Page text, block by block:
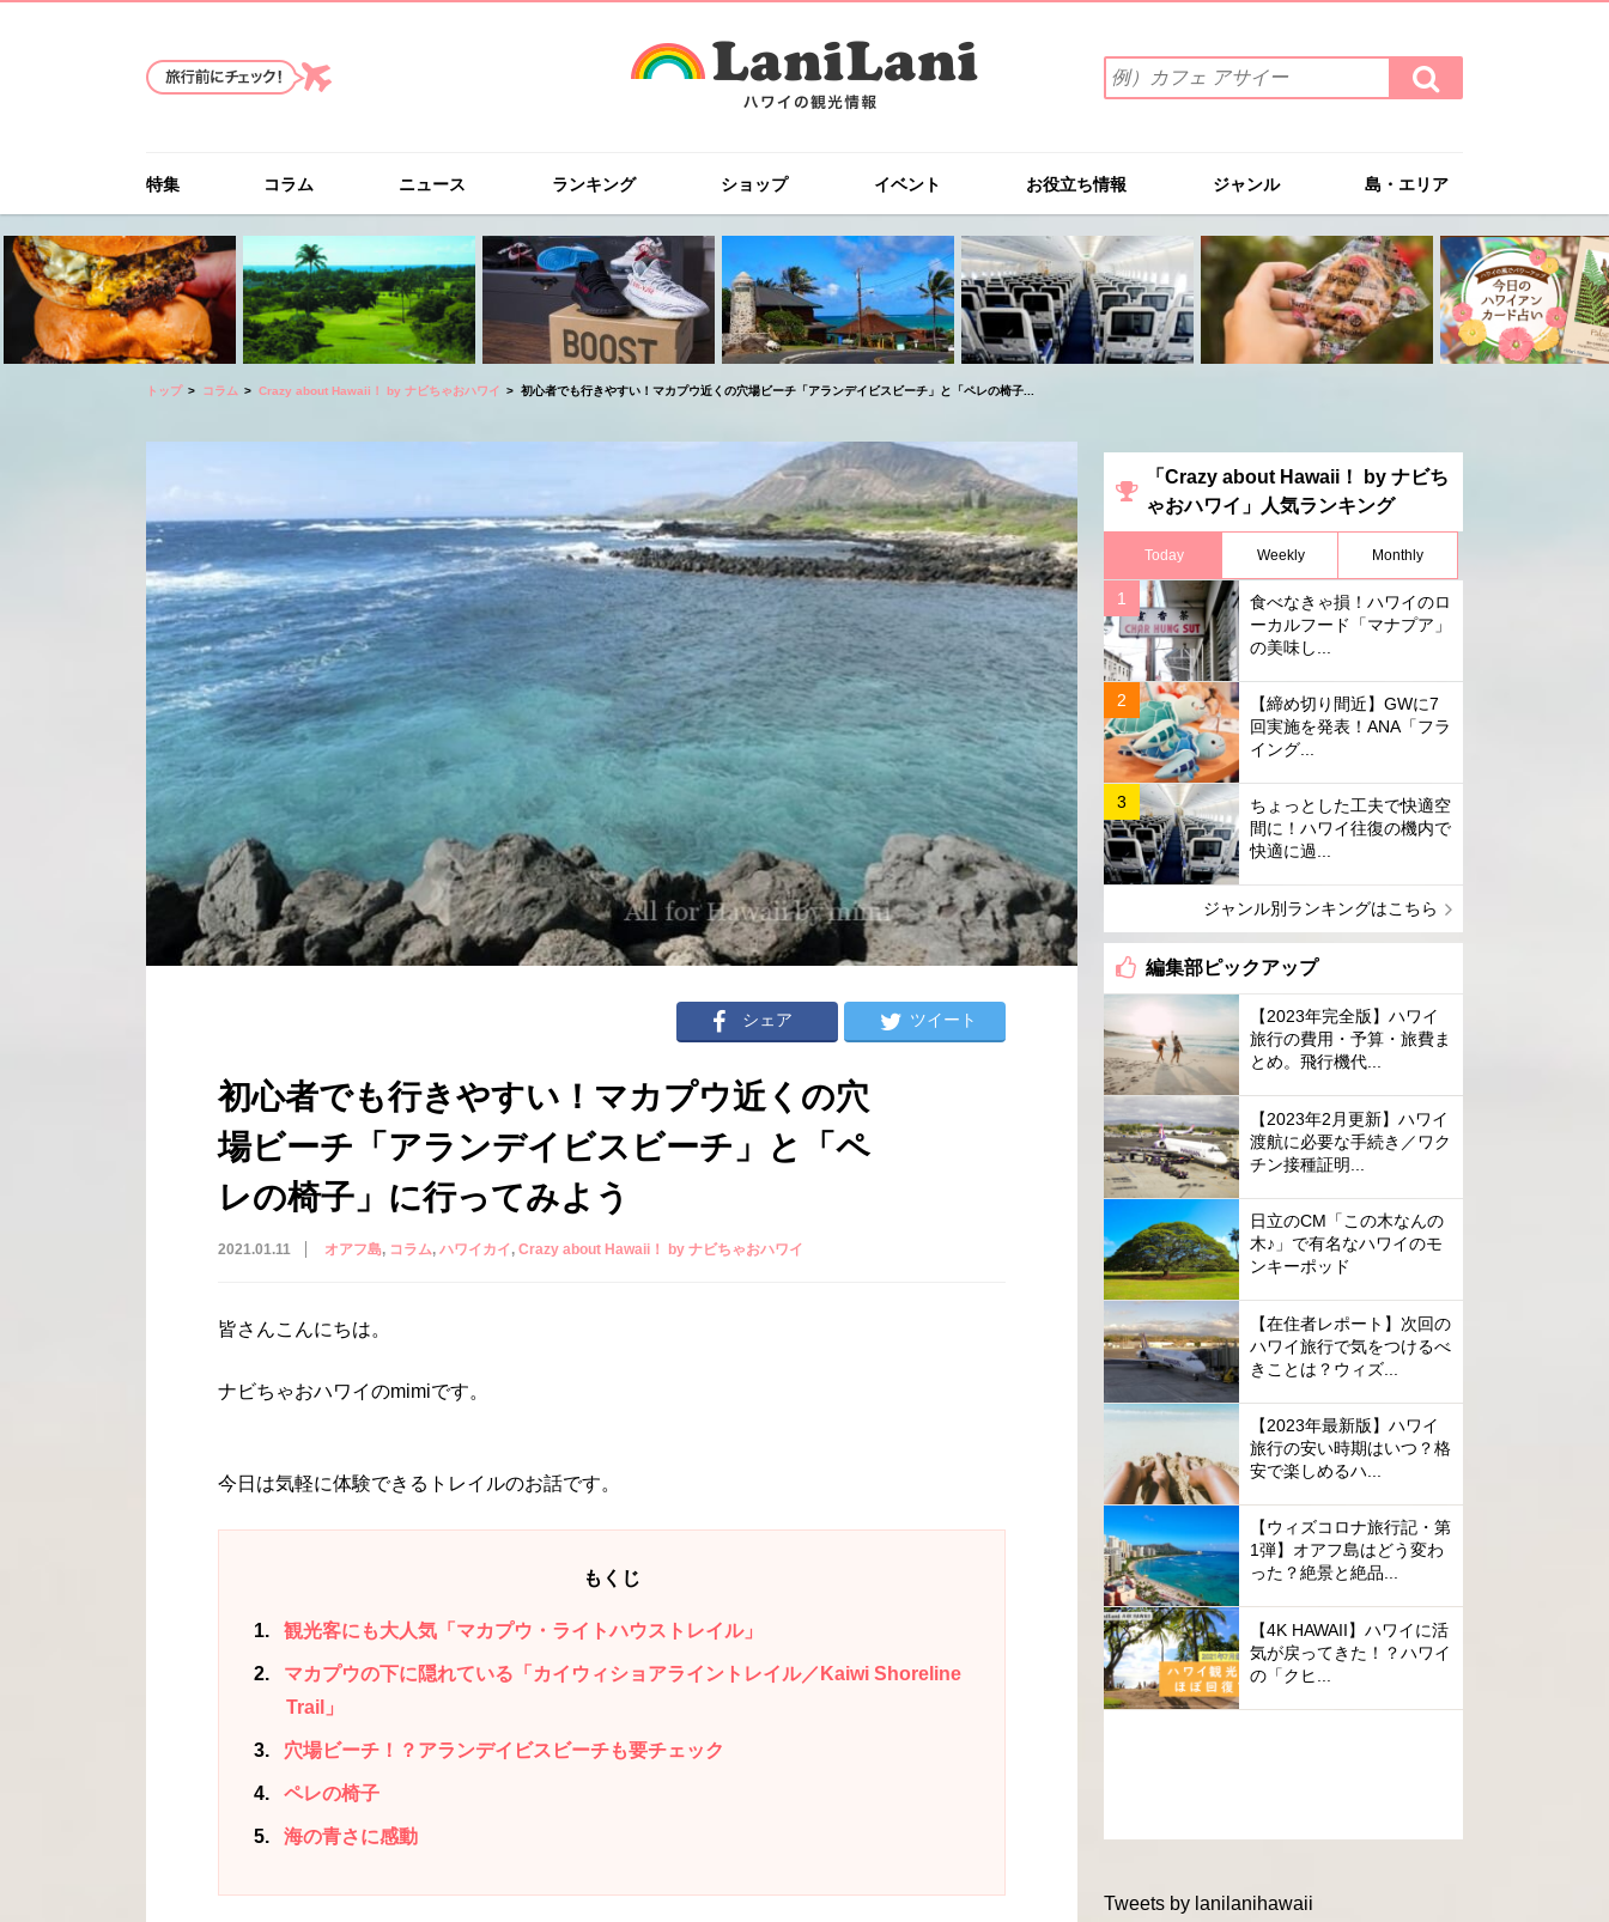
索
ワ
を
入
力
(例）
カ
フ
ェ
イ
ー
検
索
す
特集 コラム ニュース ランキング ショップ イベント お役立ち情報 ジャンル 島・エリア
トップ コラム Crazy about Hawaii！ by ナビちゃおハワイ 初心者でも行きやすい！マカプウ近くの穴場ビーチ「アランデイビスビーチ」と「ペレの椅子...
シェア ツイート
初心者でも行きやすい！マカプウ近くの穴
場ビーチ「アランデイビスビーチ」と「ペ
レの椅子」に行ってみよう
2021.01.11 オアフ島 コラム ハワイカイ Crazy about Hawaii！ by ナビちゃおハワイ
皆さんこんにちは。
ナビちゃおハワイのmimiです。
今日は気軽に体験できるトレイルのお話です。
もくじ
1 観光客にも大人気「マカプウ・ライトハウストレイル」
2
マカプウの下に隠れている「カイウィショアライントレイル／Kaiwi Shoreline
Trail」
3 穴場ビーチ！？アランデイビスビーチも要チェック
4 ペレの椅子
5 海の青さに感動
「Crazy about Hawaii！ by ナビち
ゃおハワイ」人気ランキング
Today Weekly Monthly
食べなきゃ損！ハワイのロ
ーカルフード「マナプア」
の美味し...
【締め切り間近】GWに7
回実施を発表！ANA「フラ
イング...
ちょっとした工夫で快適空
間に！ハワイ往復の機内で
快適に過...
ジャンル別ランキングはこちら
編集部ピックアップ
【2023年完全版】ハワイ
旅行の費用・予算・旅費ま
とめ。飛行機代...
【2023年2月更新】ハワイ
渡航に必要な手続き／ワク
チン接種証明...
日立のCM「この木なんの
木♪」で有名なハワイのモ
ンキーポッド
【在住者レポート】次回の
ハワイ旅行で気をつけるべ
きことは？ウィズ...
【2023年最新版】ハワイ
旅行の安い時期はいつ？格
安で楽しめるハ...
【ウィズコロナ旅行記・第
1弾】オアフ島はどう変わ
った？絶景と絶品...
【4K HAWAII】ハワイに活
気が戻ってきた！？ハワイ
の「クヒ...
Tweets by lanilanihawaii